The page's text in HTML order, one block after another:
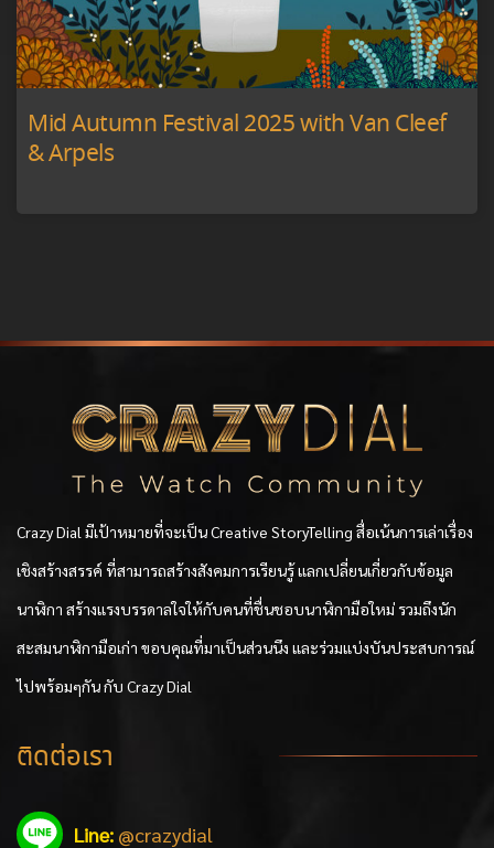
Mid Autumn Festival 2025 with Van Cleef
& Arpels
Crazy Dial มีเป้าหมายที่จะเป็น Creative StoryTelling สื่อเน้นการเล่าเรื่อง
เชิงสร้างสรรค์ ที่สามารถสร้างสังคมการเรียนรู้ แลกเปลี่ยนเกี่ยวกับข้อมูล
นาฬิกา สร้างแรงบรรดาลใจให้กับคนที่ชื่นชอบนาฬิกามือใหม่ รวมถึงนัก
สะสมนาฬิกามือเก่า ขอบคุณที่มาเป็นส่วนนึง และร่วมแบ่งบันประสบการณ์
ไปพร้อมๆกัน กับ Crazy Dial
ติดต่อเรา
Line: @crazydial